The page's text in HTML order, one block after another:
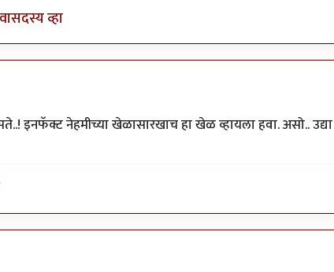
सदस्य व्हा
इनफॅक्ट नेहमीच्या खेळासारखाच हा खेळ व्हायला हवा. असो.. उद्या